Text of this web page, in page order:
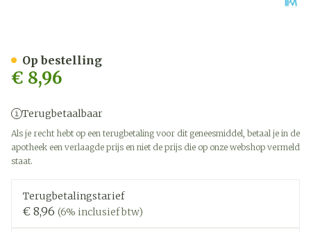
€ 8,96
Terugbetaalbaar
Als je recht hebt op een terugbetaling voor dit geneesmiddel, betaal je in de
apotheek een verlaagde prijs en niet de prijs die op onze webshop vermeld
staat.
Terugbetalingstarief
€ 8,96 (6% inclusief btw)
Op bestelling